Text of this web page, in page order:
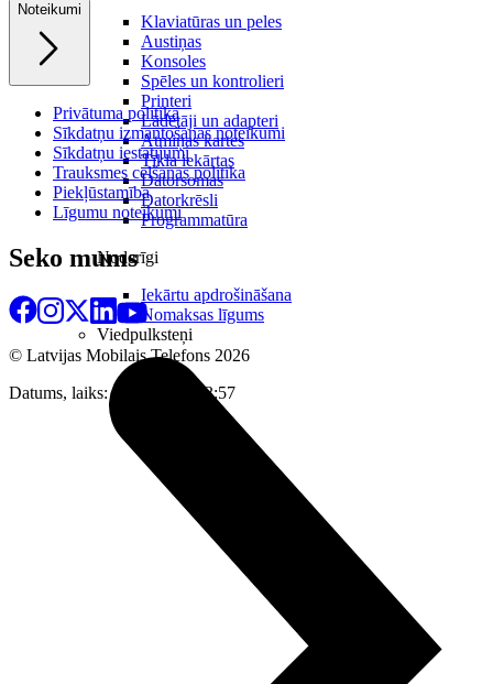
Klaviatūras un peles
Austiņas
Konsoles
Spēles un kontrolieri
Printeri
Lādētāji un adapteri
Atmiņas kartes
Tīkla iekārtas
Datorsomas
Datorkrēsli
Programmatūra
Noderīgi
Iekārtu apdrošināšana
Nomaksas līgums
Viedpulksteņi
Noteikumi
Privātuma politika
Sīkdatņu izmantošanas noteikumi
Sīkdatņu iestatījumi
Trauksmes celšanas politika
Piekļūstamība
Līgumu noteikumi
Seko mums
© Latvijas Mobilais Telefons 2026
Datums, laiks: 06.08.2026 13:57